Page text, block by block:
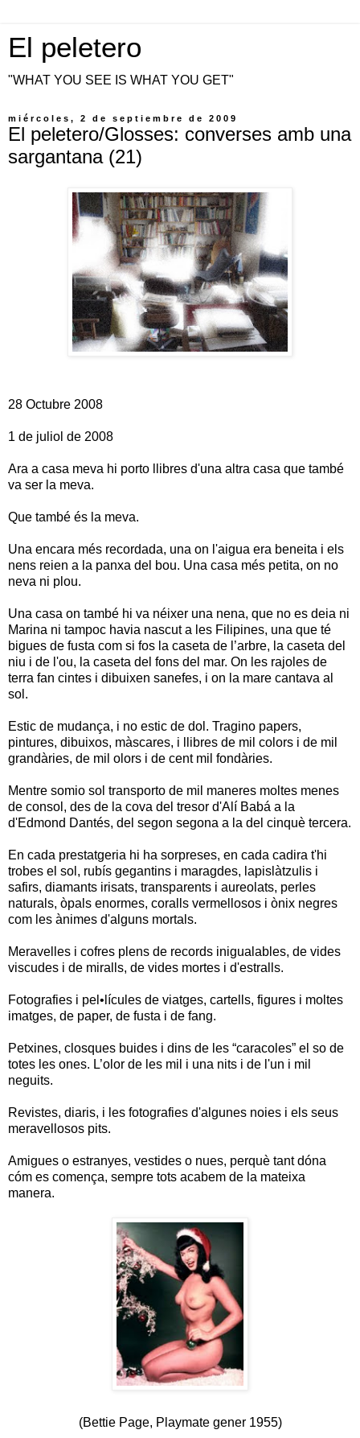
El peletero
"WHAT YOU SEE IS WHAT YOU GET"
miércoles, 2 de septiembre de 2009
El peletero/Glosses: converses amb una
sargantana (21)
28 Octubre 2008
1 de juliol de 2008
Ara a casa meva hi porto llibres d'una altra casa que també
va ser la meva.
Que també és la meva.
Una encara més recordada, una on l'aigua era beneita i els
nens reien a la panxa del bou. Una casa més petita, on no
neva ni plou.
Una casa on també hi va néixer una nena, que no es deia ni
Marina ni tampoc havia nascut a les Filipines, una que té
bigues de fusta com si fos la caseta de l’arbre, la caseta del
niu i de l'ou, la caseta del fons del mar. On les rajoles de
terra fan cintes i dibuixen sanefes, i on la mare cantava al
sol.
Estic de mudança, i no estic de dol. Tragino papers,
pintures, dibuixos, màscares, i llibres de mil colors i de mil
grandàries, de mil olors i de cent mil fondàries.
Mentre somio sol transporto de mil maneres moltes menes
de consol, des de la cova del tresor d'Alí Babá a la
d'Edmond Dantés, del segon segona a la del cinquè tercera.
En cada prestatgeria hi ha sorpreses, en cada cadira t'hi
trobes el sol, rubís gegantins i maragdes, lapislàtzulis i
safirs, diamants irisats, transparents i aureolats, perles
naturals, òpals enormes, coralls vermellosos i ònix negres
com les ànimes d'alguns mortals.
Meravelles i cofres plens de records inigualables, de vides
viscudes i de miralls, de vides mortes i d'estralls.
Fotografies i pel•lícules de viatges, cartells, figures i moltes
imatges, de paper, de fusta i de fang.
Petxines, closques buides i dins de les “caracoles” el so de
totes les ones. L’olor de les mil i una nits i de l'un i mil
neguits.
Revistes, diaris, i les fotografies d'algunes noies i els seus
meravellosos pits.
Amigues o estranyes, vestides o nues, perquè tant dóna
cóm es comença, sempre tots acabem de la mateixa
manera.
(Bettie Page, Playmate gener 1955)